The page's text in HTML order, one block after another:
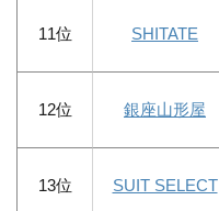
11位 SHITATE
12位 銀座山形屋
13位 SUIT SELECT